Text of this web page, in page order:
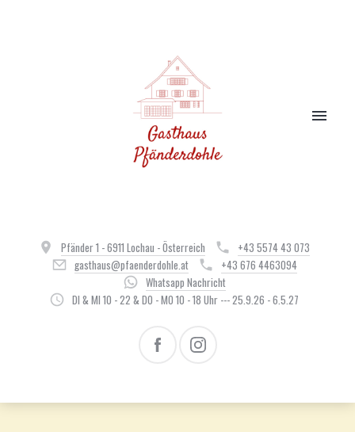
Pfänder 1 - 6911 Lochau - Österreich
+43 5574 43 073
gasthaus@pfaenderdohle.at
+43 676 4463094
Whatsapp Nachricht
DI & MI 10 - 22 & DO - MO 10 - 18 Uhr --- 25.9.26 - 6.5.27